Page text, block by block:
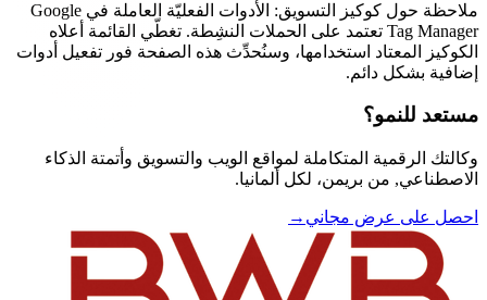
ملاحظة حول كوكيز التسويق: الأدوات الفعليّة العاملة في Google
Tag Manager تعتمد على الحملات النشِطة. تغطّي القائمة أعلاه
الكوكيز المعتاد استخدامها، وسنُحدِّث هذه الصفحة فور تفعيل أدوات
إضافية بشكل دائم.
مستعد للنمو؟
وكالتك الرقمية المتكاملة لمواقع الويب والتسويق وأتمتة الذكاء
الاصطناعي, من بريمن، لكل ألمانيا.
احصل على عرض مجاني →